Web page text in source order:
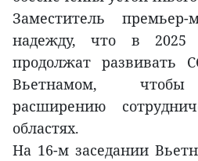
Заместитель
надежду, что в 2025
продолжат
Вьетнамом, чтобы
расширению
областях.
На 16-м заседании